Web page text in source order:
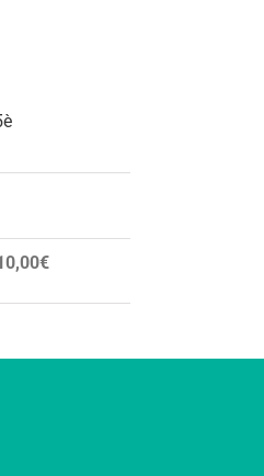
€